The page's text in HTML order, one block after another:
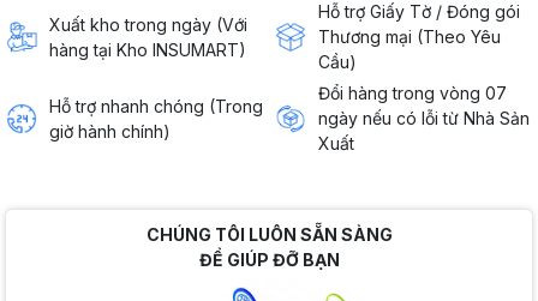
Xuất kho trong ngày (Với
hàng tại Kho INSUMART)
Hỗ trợ Giấy Tờ / Đóng gói
Thương mại (Theo Yêu
Cầu)
Hỗ trợ nhanh chóng (Trong
giờ hành chính)
Đổi hàng trong vòng 07
ngày nếu có lỗi từ Nhà Sản
Xuất
CHÚNG TÔI LUÔN SẴN SÀNG
ĐỂ GIÚP ĐỠ BẠN